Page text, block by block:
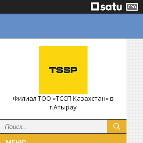
Филиал ТОО «ТССП Казахстан» в
г.Атырау